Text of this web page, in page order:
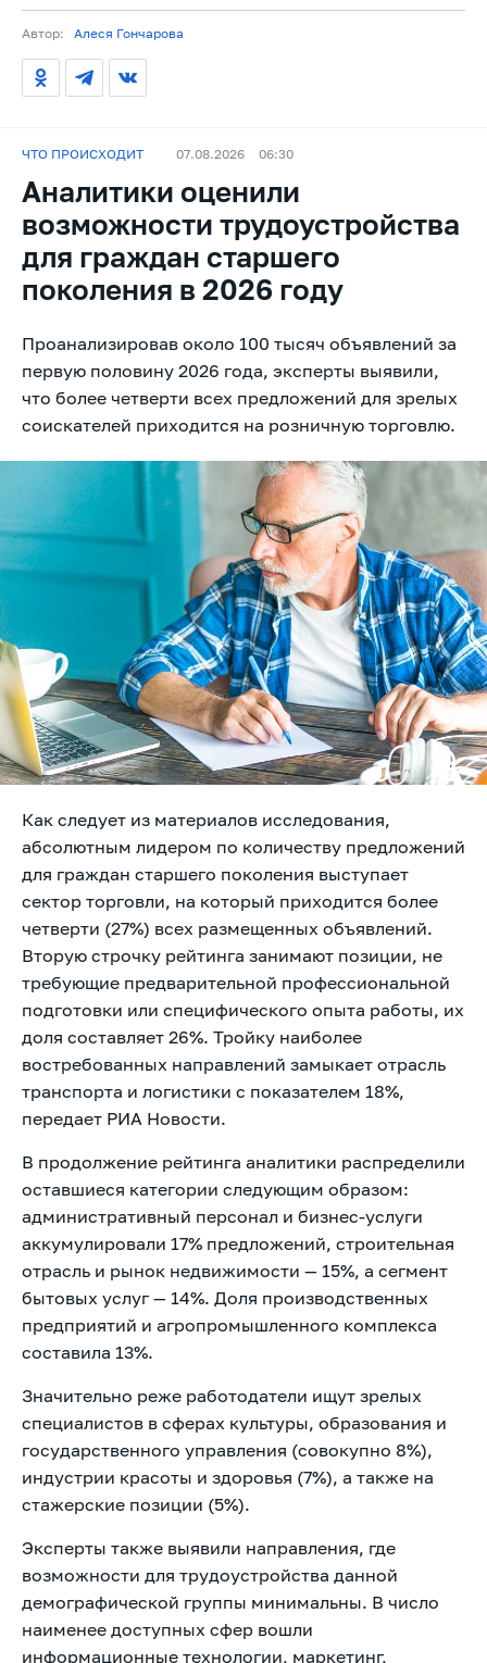
Автор: Алеся Гончарова
ЧТО ПРОИСХОДИТ 07.08.2026 06:30
Аналитики оценили
возможности трудоустройства
для граждан старшего
поколения в 2026 году
Проанализировав около 100 тысяч объявлений за
первую половину 2026 года, эксперты выявили,
что более четверти всех предложений для зрелых
соискателей приходится на розничную торговлю.
Как следует из материалов исследования,
абсолютным лидером по количеству предложений
для граждан старшего поколения выступает
сектор торговли, на который приходится более
четверти (27%) всех размещенных объявлений.
Вторую строчку рейтинга занимают позиции, не
требующие предварительной профессиональной
подготовки или специфического опыта работы, их
доля составляет 26%. Тройку наиболее
востребованных направлений замыкает отрасль
транспорта и логистики с показателем 18%,
передает РИА Новости.
В продолжение рейтинга аналитики распределили
оставшиеся категории следующим образом:
административный персонал и бизнес-услуги
аккумулировали 17% предложений, строительная
отрасль и рынок недвижимости — 15%, а сегмент
бытовых услуг — 14%. Доля производственных
предприятий и агропромышленного комплекса
составила 13%.
Значительно реже работодатели ищут зрелых
специалистов в сферах культуры, образования и
государственного управления (совокупно 8%),
индустрии красоты и здоровья (7%), а также на
стажерские позиции (5%).
Эксперты также выявили направления, где
возможности для трудоустройства данной
демографической группы минимальны. В число
наименее доступных сфер вошли
информационные технологии, маркетинг,